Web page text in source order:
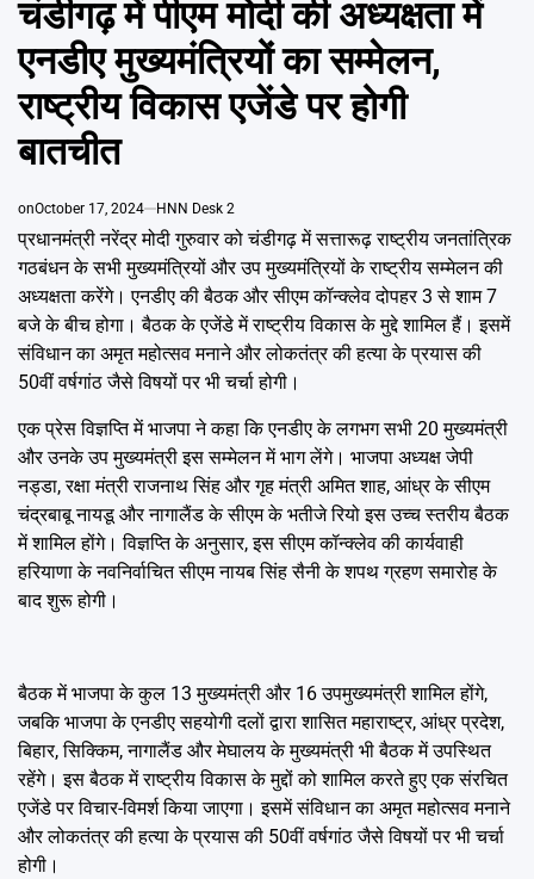
चंडीगढ़ में पीएम मोदी की अध्यक्षता में
एनडीए मुख्यमंत्रियों का सम्मेलन,
राष्ट्रीय विकास एजेंडे पर होगी
बातचीत
onOctober 17, 2024 HNN Desk 2
प्रधानमंत्री नरेंद्र मोदी गुरुवार को चंडीगढ़ में सत्तारूढ़ राष्ट्रीय जनतांत्रिक
गठबंधन के सभी मुख्यमंत्रियों और उप मुख्यमंत्रियों के राष्ट्रीय सम्मेलन की
अध्यक्षता करेंगे। एनडीए की बैठक और सीएम कॉन्क्लेव दोपहर 3 से शाम 7
बजे के बीच होगा। बैठक के एजेंडे में राष्ट्रीय विकास के मुद्दे शामिल हैं। इसमें
संविधान का अमृत महोत्सव मनाने और लोकतंत्र की हत्या के प्रयास की
50वीं वर्षगांठ जैसे विषयों पर भी चर्चा होगी।
एक प्रेस विज्ञप्ति में भाजपा ने कहा कि एनडीए के लगभग सभी 20 मुख्यमंत्री
और उनके उप मुख्यमंत्री इस सम्मेलन में भाग लेंगे। भाजपा अध्यक्ष जेपी
नड्डा, रक्षा मंत्री राजनाथ सिंह और गृह मंत्री अमित शाह, आंध्र के सीएम
चंद्रबाबू नायडू और नागालैंड के सीएम के भतीजे रियो इस उच्च स्तरीय बैठक
में शामिल होंगे। विज्ञप्ति के अनुसार, इस सीएम कॉन्क्लेव की कार्यवाही
हरियाणा के नवनिर्वाचित सीएम नायब सिंह सैनी के शपथ ग्रहण समारोह के
बाद शुरू होगी।
बैठक में भाजपा के कुल 13 मुख्यमंत्री और 16 उपमुख्यमंत्री शामिल होंगे,
जबकि भाजपा के एनडीए सहयोगी दलों द्वारा शासित महाराष्ट्र, आंध्र प्रदेश,
बिहार, सिक्किम, नागालैंड और मेघालय के मुख्यमंत्री भी बैठक में उपस्थित
रहेंगे। इस बैठक में राष्ट्रीय विकास के मुद्दों को शामिल करते हुए एक संरचित
एजेंडे पर विचार-विमर्श किया जाएगा। इसमें संविधान का अमृत महोत्सव मनाने
और लोकतंत्र की हत्या के प्रयास की 50वीं वर्षगांठ जैसे विषयों पर भी चर्चा
होगी।